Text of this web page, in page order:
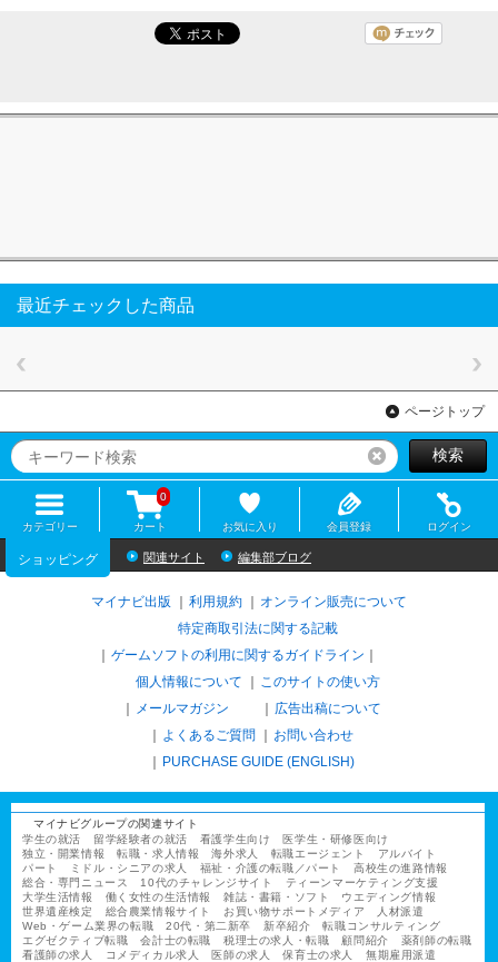
最近チェックした商品
ページトップ
リセット検索
カテゴリー カート
0
お気に入り 会員登録 ログイン
ショッピング 関連サイト 編集部ブログ
マイナビ出版 利用規約
オンライン販売について
特定商取引法に関する記載
ゲームソフトの利用に関するガイドライン
個人情報について
このサイトの使い方
メールマガジン
広告出稿について
よくあるご質問
お問い合わせ
PURCHASE GUIDE (ENGLISH)
マイナビグループの関連サイト
学生の就活
留学経験者の就活 看護学生向け
医学生・研修医向け
独立・開業情報
転職・求人情報 海外求人 転職エージェント
アルバイト
パート
ミドル・シニアの求人 福祉・介護の転職／パート
高校生の進路情報
総合・専門ニュース
10代のチャレンジサイト
ティーンマーケティング支援
大学生活情報
働く女性の生活情報 雑誌・書籍・ソフト
ウエディング情報
世界遺産検定
総合農業情報サイト お買い物サポートメディア
人材派遣
Web・ゲーム業界の転職
20代・第二新卒 新卒紹介
転職コンサルティング
エグゼクティブ転職
会計士の転職 税理士の求人・転職 顧問紹介
薬剤師の転職
看護師の求人
コメディカル求人 医師の求人 保育士の求人 無期雇用派遣